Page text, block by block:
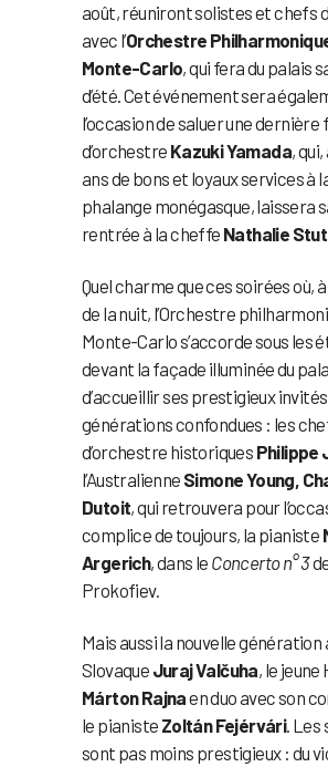
août, réuniront solistes et chefs
avec l’Orchestre
Monte-Carlo, qui fera du palais
d’été. Cet événement sera
l’occasion de saluer une dernière
d’orchestre Kazuki Yamada,
ans de bons et loyaux services à
phalange monégasque, laissera
rentrée à la cheffe Nathalie
Quel charme que ces soirées où,
de la nuit, l’Orchestre
Monte-Carlo s’accorde sous les
devant la façade illuminée du
d’accueillir ses prestigieux
générations confondues : les
d’orchestre historiques Philippe
l’Australienne Simone Young,
Dutoit, qui retrouvera pour
complice de toujours, la pianiste
Argerich, dans le Concerto n° 3
Prokofiev.
Mais aussi la nouvelle génération
Slovaque Juraj Valčuha, le
Márton Rajnaen duo avec son
le pianiste Zoltán Fejérvári. Les
sont pas moins prestigieux : du